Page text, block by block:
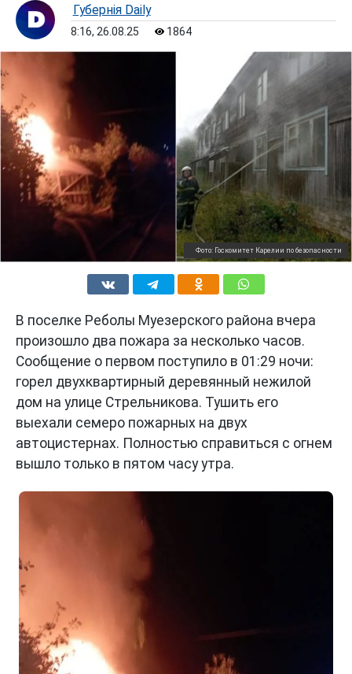
Губернiя Daily
8:16, 26.08.25 1864
Фото: Госкомитет Карелии по безопасности
В поселке Реболы Муезерского района вчера
произошло два пожара за несколько часов.
Сообщение о первом поступило в 01:29 ночи:
горел двухквартирный деревянный нежилой
дом на улице Стрельникова. Тушить его
выехали семеро пожарных на двух
автоцистернах. Полностью справиться с огнем
вышло только в пятом часу утра.